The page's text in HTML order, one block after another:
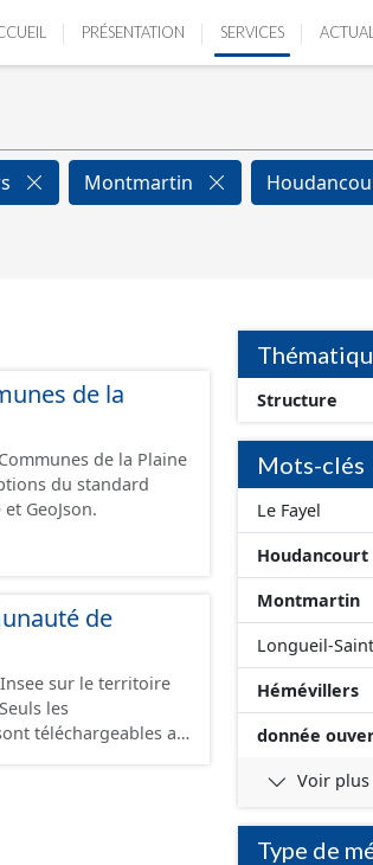
PRÉSENTATION SERVICES
Montmartin
de la
de la Plaine
du standard
GeoJson.
de
sur le territoire
téléchargeables au
Structure
Mots-clés
Le Fayel
Houdancourt
Montmartin
Longueil-
Hémévillers
donnée
Voir plus
Type de